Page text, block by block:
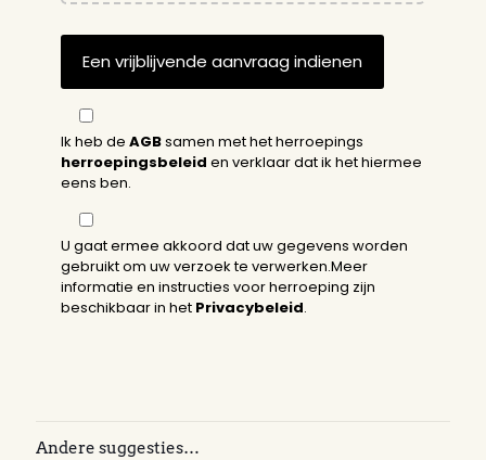
Ik heb deAGBsamen met het herroepings
herroepingsbeleid en verklaar dat ik het hiermee
eens ben.
U gaat ermee akkoord dat uw gegevens worden
gebruikt om uw verzoek te verwerken.Meer
informatie en instructies voor herroeping zijn
beschikbaar in het Privacybeleid.
Andere suggesties…